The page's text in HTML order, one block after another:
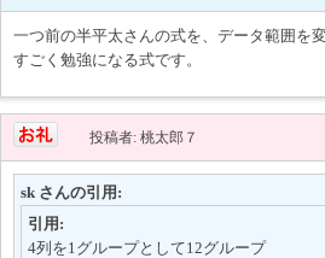
一つ前の半平太さんの式を、データ範囲を
すごく勉強になる式です。
投稿者: 桃太郎７
sk さんの引用:
引用:
4列を1グループとして12グループ